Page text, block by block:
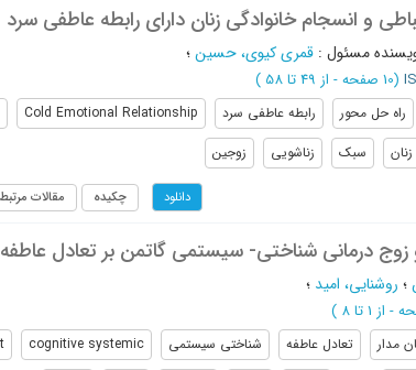
و انسجام خانوادگی زنان دارای رابطه عاطفی سرد
مسئول : قمری کیوی، حسین؛
(‎10 صفحه - از 49 تا 58 )
راه حل محور رابطه عاطفی سرد Cold Emotional Relationship
زنان سبک زناشویی زوجین
دانلود چکیده مقالات مرتبط
درمانی شناختی- سیستمی گاتمن بر تعادل
؛ روشنایی، امید ؛
از 1 تا 8 )
مدار تعادل عاطفه شناختی سیستمی cognitive systemic